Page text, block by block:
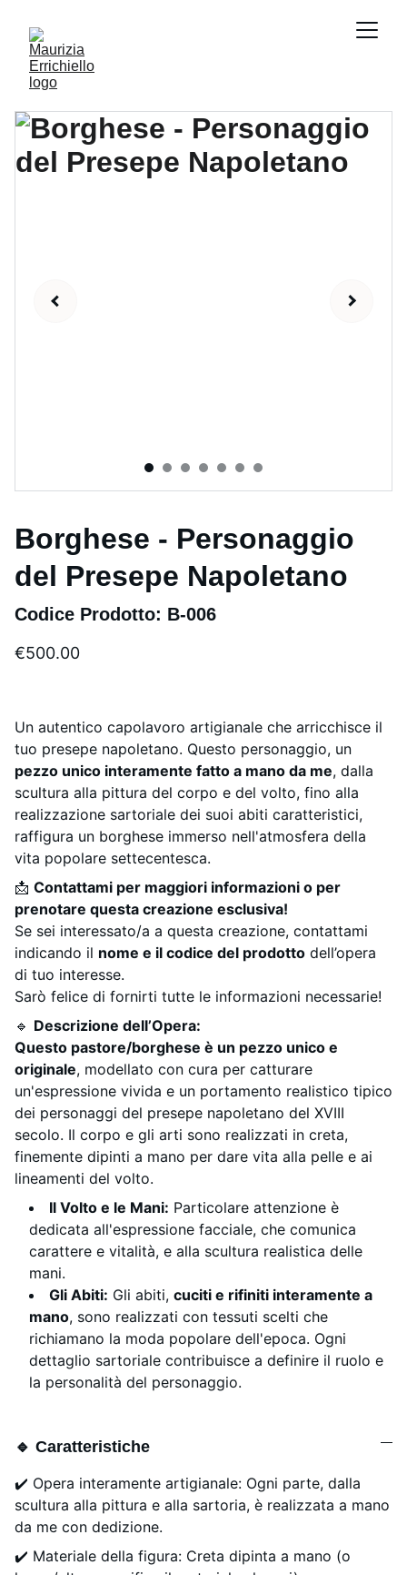
Borghese - Personaggio
del Presepe Napoletano
Codice Prodotto: B-006
€500.00
Un autentico capolavoro artigianale che arricchisce il
tuo presepe napoletano. Questo personaggio, un
pezzo unico interamente fatto a mano da me, dalla
scultura alla pittura del corpo e del volto, fino alla
realizzazione sartoriale dei suoi abiti caratteristici,
raffigura un borghese immerso nell'atmosfera della
vita popolare settecentesca.
📩 Contattami per maggiori informazioni o per
prenotare questa creazione esclusiva!
Se sei interessato/a a questa creazione, contattami
indicando il nome e il codice del prodotto dell’opera
di tuo interesse.
Sarò felice di fornirti tutte le informazioni necessarie!
🔹 Descrizione dell’Opera:
Questo pastore/borghese è un pezzo unico e
originale, modellato con cura per catturare
un'espressione vivida e un portamento realistico tipico
dei personaggi del presepe napoletano del XVIII
secolo. Il corpo e gli arti sono realizzati in creta,
finemente dipinti a mano per dare vita alla pelle e ai
lineamenti del volto.
Il Volto e le Mani: Particolare attenzione è
dedicata all'espressione facciale, che comunica
carattere e vitalità, e alla scultura realistica delle
mani.
Gli Abiti: Gli abiti, cuciti e rifiniti interamente a
mano, sono realizzati con tessuti scelti che
richiamano la moda popolare dell'epoca. Ogni
dettaglio sartoriale contribuisce a definire il ruolo e
la personalità del personaggio.
🔹 Caratteristiche
✔️ Opera interamente artigianale: Ogni parte, dalla
scultura alla pittura e alla sartoria, è realizzata a mano
da me con dedizione.
✔️ Materiale della figura: Creta dipinta a mano (o